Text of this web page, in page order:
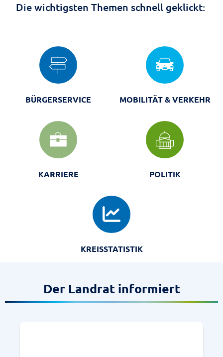
Die wichtigsten Themen schnell geklickt:
BÜRGERSERVICE MOBILITÄT & VERKEHR
KARRIERE POLITIK
KREISSTATISTIK
Der Landrat informiert